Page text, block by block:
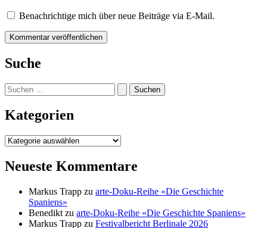
Benachrichtige mich über neue Beiträge via E-Mail.
Suche
Suchen
nach:
Kategorien
Kategorien
Neueste Kommentare
Markus Trapp zu arte-Doku-Reihe «Die Geschichte
Spaniens»
Benedikt zu arte-Doku-Reihe «Die Geschichte Spaniens»
Markus Trapp zu Festivalbericht Berlinale 2026